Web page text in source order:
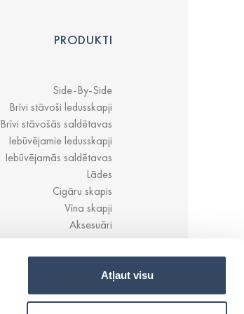
Atļaut visu
PRODUKTI
Side-By-Side
Brīvi stāvoši ledusskapji
Brīvi stāvošās saldētavas
Iebūvējamie ledusskapji
Iebūvējamās saldētavas
Lādes
Cigāru skapis
Vīna skapji
Aksesuāri